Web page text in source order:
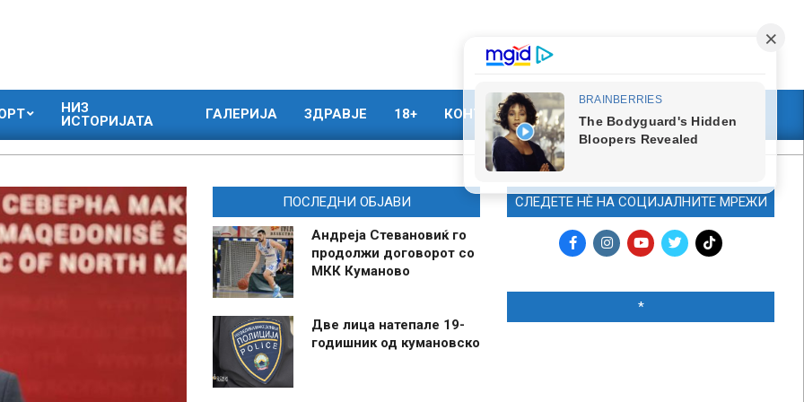
НИЗ
ИСТОРИЈАТА
ГАЛЕРИЈА ЗДРАВЈЕ 18+ КОНТАКТ МАРКЕТИНГ
ПОСЛЕДНИ ОБЈАВИ
Андреја Стевановиќ го
продолжи договорот со
МКК Куманово
Две лица натепале 19-
годишник од кумановско
СЛЕДЕТЕ НЀ НА СОЦИЈАЛНИТЕ МРЕЖИ
*